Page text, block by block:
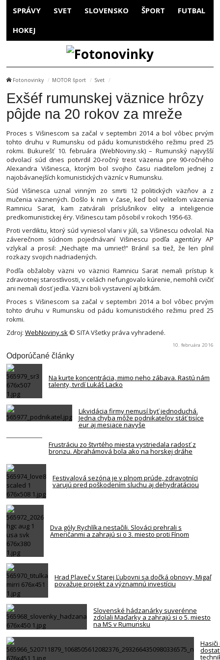
SPRÁVY SVET SLOVENSKO ŠPORT FUTBAL
HOKEJ
Fotonovinky MOTOR šport Svet
Exšéf rumunskej väznice hrôzy
pôjde na 20 rokov za mreže
Proces s Višinescom sa začal v septembri 2014 a bol vôbec prvým
tohto druhu v Rumunsku od pádu komunistického režimu pred 25
rokmi. Bukurešť 10. februára (WebNoviny.sk) – Rumunský najvyšší
odvolací súd dnes potvrdil 20-ročný trest väzenia pre 90-ročného
Alexandra Višinesca, ktorým bol svojho času riaditeľom jednej z
najobávanejších komunistických väzníc v Rumunsku.
Súd Višinesca uznal vinným zo smrti 12 politických väzňov a z
mučenia väznených. Došlo k nim v čase, keď bol veliteľom väzenia
Ramnicu Sarat, kam zatvárali príslušníkov elity a inteligencie
predkomunistickej éry. Višinescu tam pôsobil v rokoch 1956-63.
Proti verdiktu, ktorý súd vyniesol vlani v júli, sa Višinescu odvolal. Na
záverečnom súdnom pojednávaní Višinescu podľa agentúry AP
vzlykal a prosil: „Nechajte ma umrieť!“ Bránil sa tiež, že len plnil
rozkazy svojich nadriadených.
Podľa obžaloby väzni vo väznici Ramnicu Sarat nemali prístup k
zdravotnej starostlivosti, v celách nefungovalo kúrenie, nemohli cvičiť
ani nemali dosť jedla. Väzni boli vystavení aj bitkám.
Proces s Višinescom sa začal v septembri 2014 a bol vôbec prvým
tohto druhu v Rumunsku od pádu komunistického režimu pred 25
rokmi.
Zdroj: WebNoviny.sk © SITA Všetky práva vyhradené.
10. februára 2016
Odporúčané články
Na kurte koncentrácia, mimo neho zábava. Rastú nám
talenty, tvrdí Lukáš Lacko
Likvidácia firmy nemusí byť jednoduchá.
Jedna chyba môže podnikateľov stáť tisíce
eur aj mesiace navyše
Frustráciu zo štvrtého miesta vystriedala radosť z
bronzu. Abrahámová bola ako na horskej dráhe
Festivalová sezóna je v plnom prúde, zdravotníci
varujú pred poškodením sluchu aj dehydratáciou
Dva góly Rychlíka nestačili. Slováci prehrali s
Američanmi a zahrajú si o 3. miesto proti Fínom
Hrad Plaveč v Starej Ľubovni sa dočká obnovy, Migaľ
považuje projekt za významnú investíciu
Slovenské hádzanárky suverénne
zdolali Maďarky a zahrajú si o 5. miesto
na MS v Rumunsku
Hasiči